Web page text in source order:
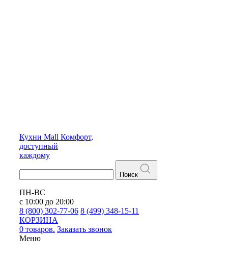
Кухни Mall Комфорт,
доступный
каждому
Поиск
ПН-ВС
с 10:00 до 20:00
8 (800) 302-77-06 8 (499) 348-15-11
КОРЗИНА
0 товаров. Заказать звонок
Меню